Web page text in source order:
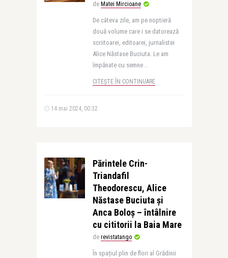
de Matei Mircioane
De câteva zile, am pe noptieră
două volume care i se datorează
scriitoarei, editoarei, jurnalistei
Alice Năstase Buciuta. Le am
împănate cu semne ..
CITEȘTE ÎN CONTINUARE
14 mai 2024, 00:32
Părintele Crin-
Triandafil
Theodorescu, Alice
Năstase Buciuta și
Anca Boloș – întâlnire
cu cititorii la Baia Mare
de revistatango
În spațiul plin de flori al Grădinii